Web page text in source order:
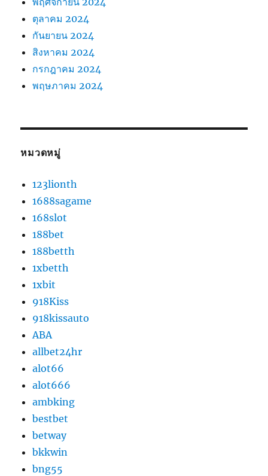
ตุลาคม 2024
กันยายน 2024
สิงหาคม 2024
กรกฎาคม 2024
พฤษภาคม 2024
หมวดหมู่
123lionth
1688sagame
168slot
188bet
188betth
1xbetth
1xbit
918Kiss
918kissauto
ABA
allbet24hr
alot66
alot666
ambking
bestbet
betway
bkkwin
bng55